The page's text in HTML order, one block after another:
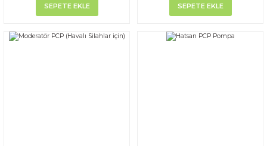
SEPETE EKLE SEPETE EKLE